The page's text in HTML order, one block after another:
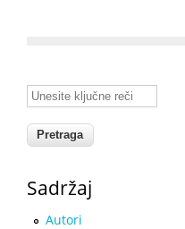
Unesite ključne reči
Sadržaj
Autori